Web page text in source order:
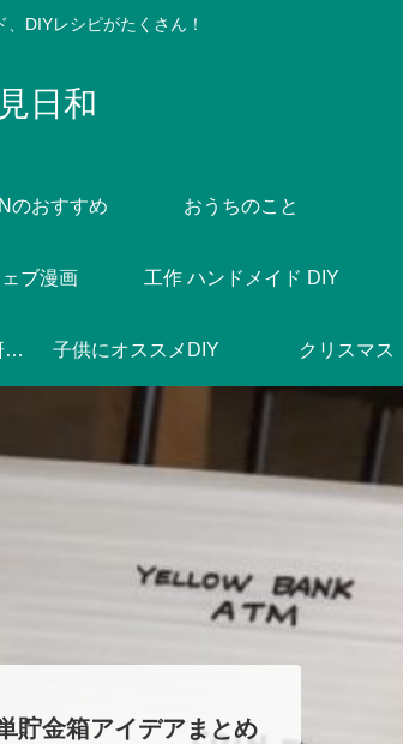
DIYレシピがたくさん！
日和
のおすすめ おうちのこと
ブ漫画 工作 ハンドメイド DIY
夏休みの工作&自由研究♪ 子供にオススメDIY クリスマス
貯金箱アイデアまとめ